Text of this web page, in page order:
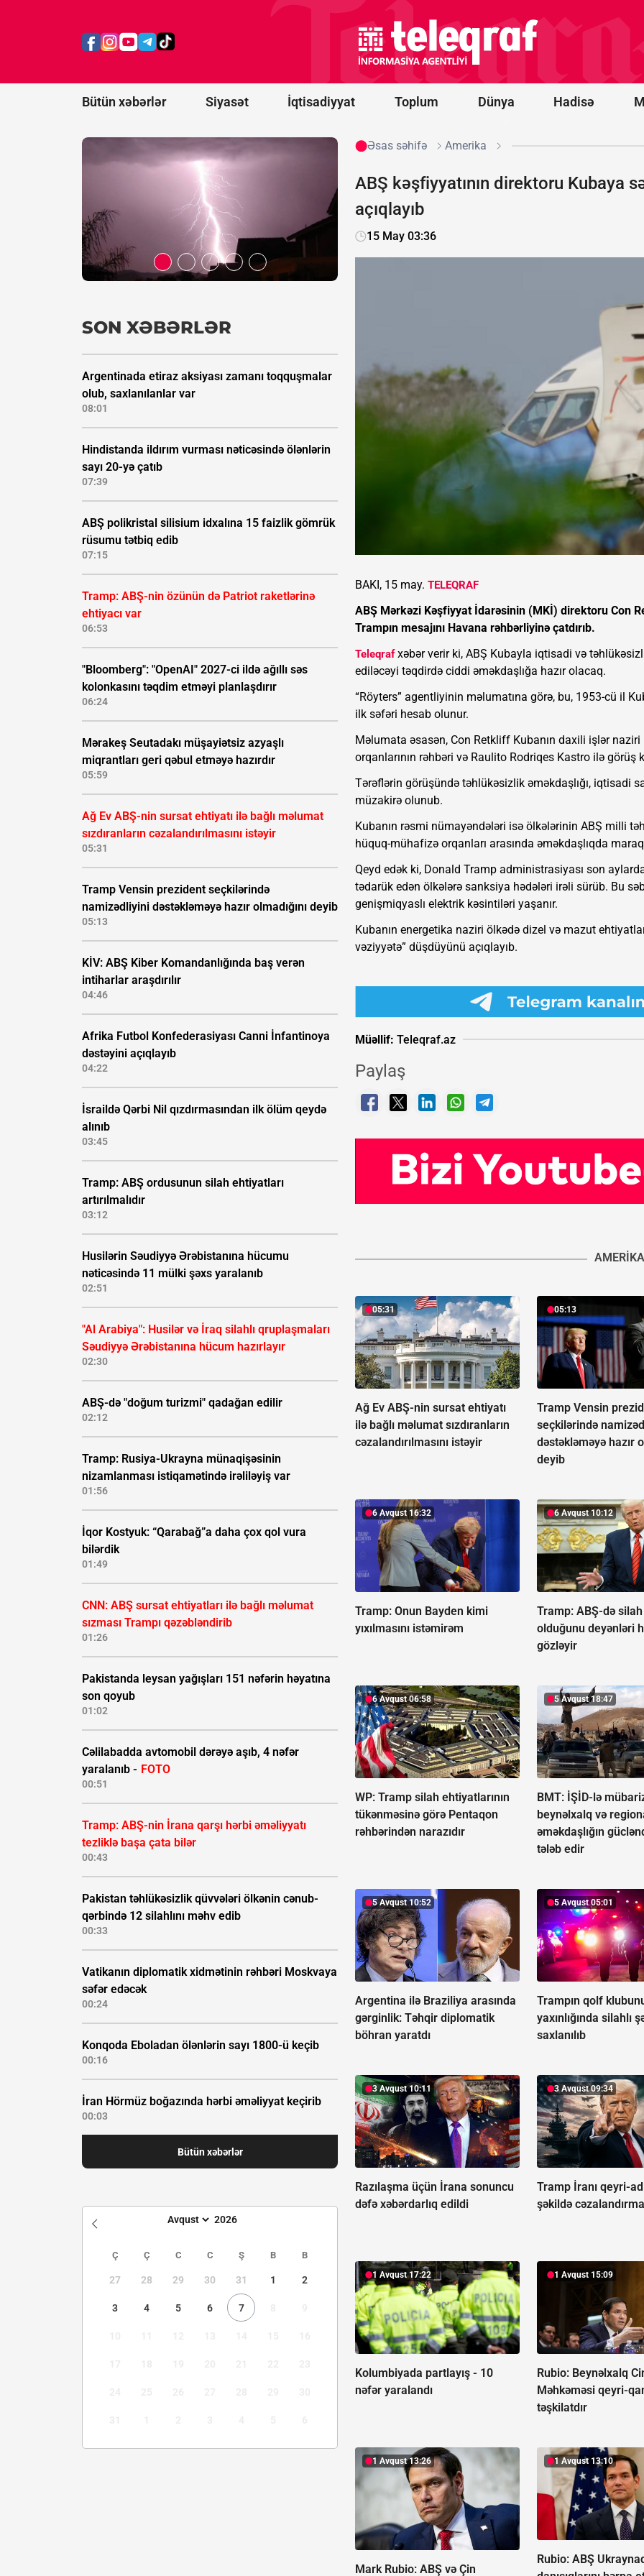
Bütün xəbərlər Siyasət İqtisadiyyat Toplum Dünya Hadisə
nəticəsində
çatıb
idxalına
15 faizlik
gömrük
rüsumu
tətbiq
SON XƏBƏRLƏR
Argentinada etiraz aksiyası zamanı toqquşmalar
olub, saxlanılanlar var
08:01
Hindistanda ildırım vurması nəticəsində ölənlərin
sayı 20-yə çatıb
07:39
ABŞ polikristal silisium idxalına 15 faizlik gömrük
rüsumu tətbiq edib
07:15
Tramp: ABŞ-nin özünün də Patriot raketlərinə
ehtiyacı var
06:53
"Bloomberg": "OpenAI" 2027-ci ildə ağıllı səs
kolonkasını təqdim etməyi planlaşdırır
06:24
Mərakeş Seutadakı müşayiətsiz azyaşlı
miqrantları geri qəbul etməyə hazırdır
05:59
Ağ Ev ABŞ-nin sursat ehtiyatı ilə bağlı məlumat
sızdıranların cəzalandırılmasını istəyir
05:31
Tramp Vensin prezident seçkilərində
namizədliyini dəstəkləməyə hazır olmadığını deyib
05:13
KİV: ABŞ Kiber Komandanlığında baş verən
intiharlar araşdırılır
04:46
Afrika Futbol Konfederasiyası Canni İnfantinoya
dəstəyini açıqlayıb
04:22
İsraildə Qərbi Nil qızdırmasından ilk ölüm qeydə
alınıb
03:45
Tramp: ABŞ ordusunun silah ehtiyatları
artırılmalıdır
03:12
Husilərin Səudiyyə Ərəbistanına hücumu
nəticəsində 11 mülki şəxs yaralanıb
02:51
"Al Arabiya": Husilər və İraq silahlı qruplaşmaları
Səudiyyə Ərəbistanına hücum hazırlayır
02:30
ABŞ-də "doğum turizmi" qadağan edilir
02:12
Tramp: Rusiya-Ukrayna münaqişəsinin
nizamlanması istiqamətində irəliləyiş var
01:56
İqor Kostyuk: “Qarabağ”a daha çox qol vura
bilərdik
01:49
CNN: ABŞ sursat ehtiyatları ilə bağlı məlumat
sızması Trampı qəzəbləndirib
01:26
Pakistanda leysan yağışları 151 nəfərin həyatına
son qoyub
01:02
Cəlilabadda avtomobil dərəyə aşıb, 4 nəfər
yaralanıb - FOTO
00:51
Tramp: ABŞ-nin İrana qarşı hərbi əməliyyatı
tezliklə başa çata bilər
00:43
Pakistan təhlükəsizlik qüvvələri ölkənin cənub-
qərbində 12 silahlını məhv edib
00:33
Vatikanın diplomatik xidmətinin rəhbəri Moskvaya
səfər edəcək
00:24
Konqoda Eboladan ölənlərin sayı 1800-ü keçib
00:16
İran Hörmüz boğazında hərbi əməliyyat keçirib
00:03
Bütün xəbərlər
Ç Ç C C Ş B B
27 28 29 30 31 1 2
3 4 5 6 7
Əsas səhifə Amerika
ABŞ kəşfiyyatının direktoru Kubaya
açıqlayıb
15 May 03:36
BAKI, 15 may. TELEQRAF
ABŞ Mərkəzi Kəşfiyyat İdarəsinin (MKİ) direktoru Con
Trampın mesajını Havana rəhbərliyinə çatdırıb.
Teleqrafxəbər verir ki, ABŞ Kubayla iqtisadi və
ediləcəyi təqdirdə ciddi əməkdaşlığa hazır olacaq.
“Röyters” agentliyinin məlumatına görə, bu, 1953-cü il
ilk səfəri hesab olunur.
Məlumata əsasən, Con Retkliff Kubanın daxili işlər
orqanlarının rəhbəri və Raulito Rodriqes Kastro ilə görüş
Tərəflərin görüşündə təhlükəsizlik əməkdaşlığı, iqtisadi
müzakirə olunub.
Kubanın rəsmi nümayəndələri isə ölkələrinin ABŞ milli
hüquq-mühafizə orqanları arasında əməkdaşlıqda
Qeyd edək ki, Donald Tramp administrasiyası son
tədarük edən ölkələrə sanksiya hədələri irəli sürüb. Bu
genişmiqyaslı elektrik kəsintiləri yaşanır.
Kubanın energetika naziri ölkədə dizel və mazut
vəziyyətə” düşdüyünü açıqlayıb.
Müəllif: Teleqraf.az
Paylaş
AMERIKA
05:31
Ağ Ev ABŞ-nin sursat ehtiyatı
ilə bağlı məlumat sızdıranların
cəzalandırılmasını istəyir
05:13
Tramp Vensin
seçkilərində
dəstəkləməyə hazır
deyib
6 Avqust 16:32
Tramp: Onun Bayden kimi
yıxılmasını istəmirəm
6 Avqust 10:12
Tramp: ABŞ-də silah
olduğunu deyənləri
gözləyir
6 Avqust 06:58
WP: Tramp silah ehtiyatlarının
tükənməsinə görə Pentaqon
rəhbərindən narazıdır
5 Avqust 18:47
BMT: İŞİD-lə
beynəlxalq və
əməkdaşlığın
tələb edir
5 Avqust 10:52
Argentina ilə Braziliya arasında
gərginlik: Təhqir diplomatik
böhran yaratdı
5 Avqust 05:01
Trampın qolf
yaxınlığında silahlı
saxlanılıb
3 Avqust 10:11
Razılaşma üçün İrana sonuncu
dəfə xəbərdarlıq edildi
3 Avqust 09:34
Tramp İranı qeyri-
şəkildə
1 Avqust 17:22
Kolumbiyada partlayış - 10
nəfər yaralandı
1 Avqust 15:09
Rubio: Beynəlxalq
Məhkəməsi qeyri-
təşkilatdır
1 Avqust 13:26
Mark Rubio: ABŞ və Çin
1 Avqust 13:10
Rubio: ABŞ